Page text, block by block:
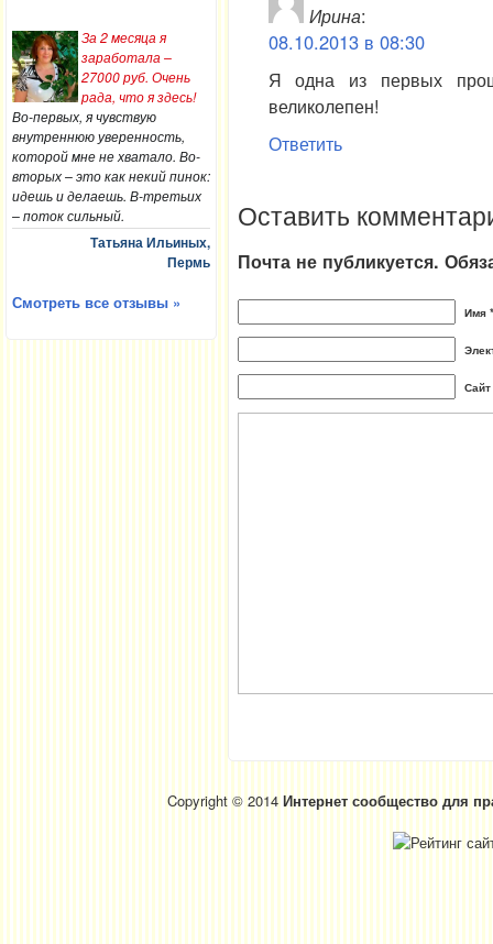
За 2 месяца я
заработала –
27000 руб. Очень
рада, что я здесь!
Во-первых, я чувствую
внутреннюю уверенность,
которой мне не хватало. Во-
вторых – это как некий пинок:
идешь и делаешь. В-третьих
– поток сильный.
Татьяна Ильиных,
Пермь
Смотреть все отзывы »
Ирина:
08.10.2013 в 08:30
Я одна из первых
великолепен!
Ответить
Оставить
Почта не публикуется.
Имя *
Сайт
Copyright © 2014 Интернет сообщество для